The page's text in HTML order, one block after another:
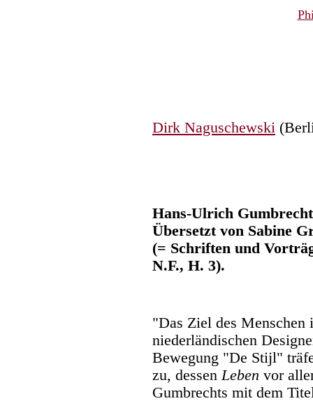
Dirk Naguschewski
Hans-Ulrich
Übersetzt von Sabine
(= Schriften und
N.F., H. 3).
"Das Ziel des
niederländischen
Bewegung "De Stijl"
zu, dessenLeben vor
Gumbrechts mit dem